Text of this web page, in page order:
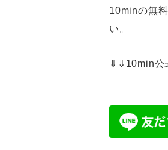
10minの無
い。
⇓⇓10min公